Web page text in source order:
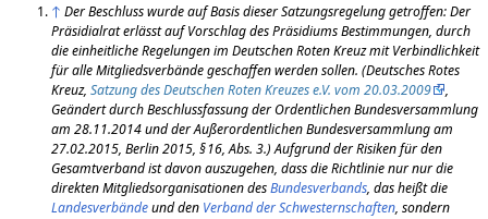
↑ Der Beschluss wurde auf Basis dieser Satzungsregelung getroffen:Der
Präsidialrat erlässt auf Vorschlag des Präsidiums Bestimmungen, durch
die einheitliche Regelungen im Deutschen Roten Kreuz mit Verbindlichkeit
für alle Mitgliedsverbände geschaffen werden sollen. (Deutsches Rotes
Kreuz, Satzung des Deutschen Roten Kreuzes e.V. vom 20.03.2009
,
Geändert durch Beschlussfassung der Ordentlichen Bundesversammlung
am 28.11.2014 und der Außerordentlichen Bundesversammlung am
27.02.2015, Berlin 2015, § 16, Abs. 3.) Aufgrund der Risiken für den
Gesamtverband ist davon auszugehen, dass die Richtlinie nur nur die
direkten Mitgliedsorganisationen desBundesverbands, das heißt die
Landes­verbändeund den Verband der Schwesternschaften, sondern